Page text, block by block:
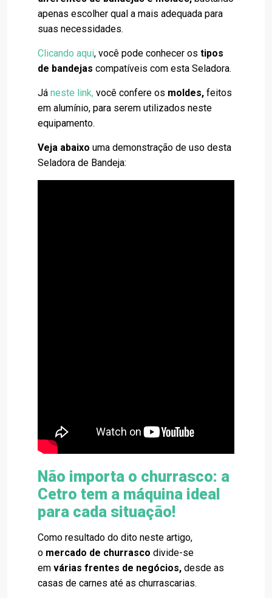
apenas escolher qual a mais adequada para
suas necessidades.
Clicando aqui, você pode conhecer os tipos
de bandejas compatíveis com esta Seladora.
Já neste link, você confere os moldes, feitos
em alumínio, para serem utilizados neste
equipamento.
Veja abaixo uma demonstração de uso desta
Seladora de Bandeja:
Não importa o churrasco: a
Cetro tem a máquina ideal
para cada situação!
Como resultado do dito neste artigo,
o mercado de churrasco divide-se
em várias frentes de negócios, desde as
casas de carnes até as churrascarias.